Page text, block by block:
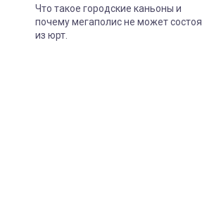
Что такое городские каньоны и
почему мегаполис не может
из юрт.